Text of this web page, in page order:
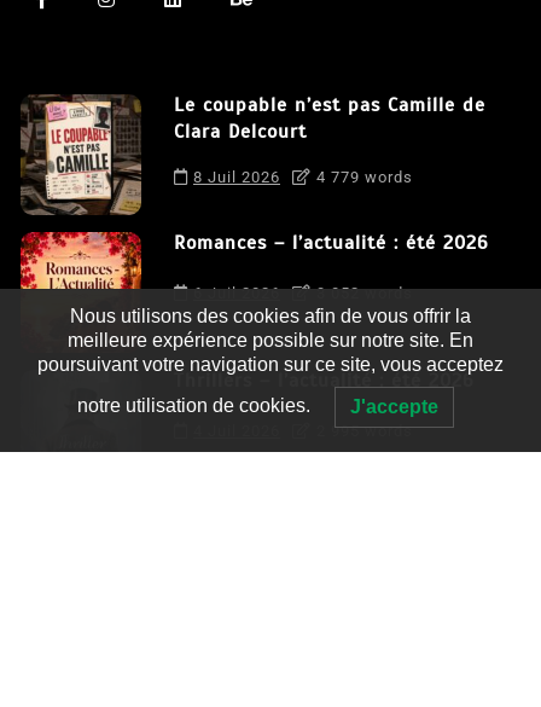
Le coupable n’est pas Camille de
Clara Delcourt
8 Juil 2026 4 779 words
Romances – l’actualité : été 2026
6 Juil 2026 3 052 words
Thrillers – l’actualité : été 2026
2 995 words
Nous utilisons des cookies afin de vous offrir la
meilleure expérience possible sur notre site. En
poursuivant votre navigation sur ce site, vous acceptez
notre utilisation de cookies. J'accepte